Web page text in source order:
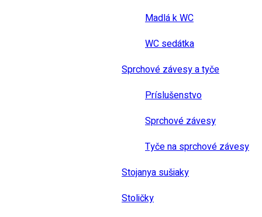
Madlá k WC
WC sedátka
Sprchové závesy a tyče
Príslušenstvo
Sprchové závesy
Tyče na sprchové závesy
Stojanya sušiaky
Stoličky